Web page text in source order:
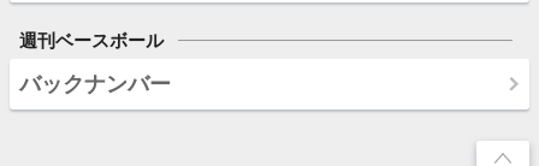
週刊ベースボール
バックナンバー